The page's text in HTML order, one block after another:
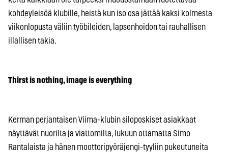
kohdeyleisöä klubille, heistä kun iso osa jättää kaksi kolmesta
viikonlopusta väliin työbileiden, lapsenhoidon tai rauhallisen
illallisen takia.
Thirst is nothing, image is everything
Kerman perjantaisen Viima-klubin siloposkiset asiakkaat
näyttävät nuorilta ja viattomilta, lukuun ottamatta Simo
Rantalaista ja hänen moottoripyöräjengi-tyyliin pukeutuneita